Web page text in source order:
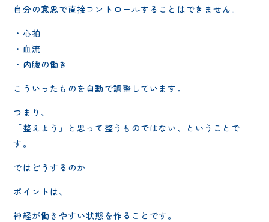
自分の意思で直接コントロールすることはできません。
・心拍
・血流
・内臓の働き
こういったものを自動で調整しています。
つまり、
「整えよう」と思って整うものではない、ということで
す。
ではどうするのか
ポイントは、
神経が働きやすい状態を作ることです。